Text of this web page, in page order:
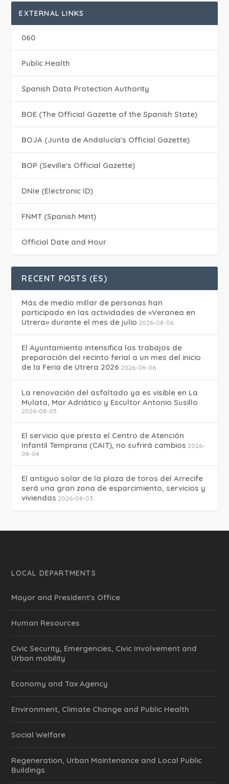
EXTERNAL LINKS
060
Public Health
Spanish Data Protection Authority
BOE (The Official Gazette of the Spanish State)
BOJA (Junta de Andalucía's Official Gazette)
BOP (Seville's Official Gazette)
DNIe (Electronic ID)
FNMT (Spanish Mint)
Official Date and Hour
RECENT POSTS (ES)
Más de medio millar de personas han
participado en las actividades de «Veranea en
Utrera» durante el mes de julio 2026-08-06
El Ayuntamiento intensifica los trabajos de
preparación del recinto ferial a un mes del inicio
de la Feria de Utrera 2026 2026-08-06
La renovación del asfaltado ya es visible en La
Mulata, Mar Adriático y Escultor Antonio Susillo
2026-08-05
El servicio que presta el Centro de Atención
Infantil Temprana (CAIT), no sufrirá cambios 2026-
08-04
El antiguo solar de la plaza de toros del Arrecife
será una gran zona de esparcimiento, servicios y
viviendas 2026-08-03
LOCAL DEPARTMENTS
Mayor and President's Office
Human Resources
Civic Security, Emergencies, Civic Involvement and
Urban mobility
Economy and Tax Agency
Environment, Climate Change and Public Health
Social Welfare
Regeneration, Urban Maintenance and Local Public
Buildings